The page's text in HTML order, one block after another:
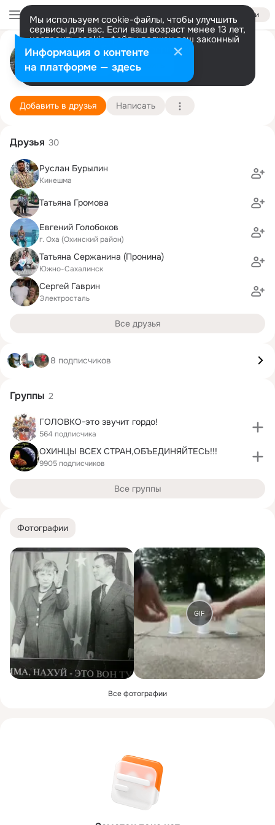
Войти
Мы используем cookie-файлы, чтобы улучшить
сервисы для вас. Если ваш возраст менее 13 лет,
настроить cookie-файлы должен ваш законный
представитель. Больше информации
Разрешить все Настроить
Сергей Головко
Москва 9 апреля (65 лет)
Подробнее
Добавить в друзья Написать
Фотографии
GIF
Все фотографии
Друзья 30
Руслан Бурылин
Кинешма
Татьяна Громова
Евгений Голобоков
г. Оха (Охинский район)
Татьяна Сержанина (Пронина)
Южно-Сахалинск
Сергей Гаврин
Электросталь
Все друзья
8 подписчиков
Группы 2
ГОЛОВКО-это звучит гордо!
564 подписчика
ОХИНЦЫ ВСЕХ СТРАН,ОБЪЕДИНЯЙТЕСЬ!!!
9905 подписчиков
Все группы
Информация о контенте
на платформе — здесь